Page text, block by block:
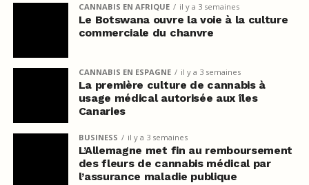
CANNABIS EN AFRIQUE il y a 3 semaines
Le Botswana ouvre la voie à la culture
commerciale du chanvre
CANNABIS EN ESPAGNE il y a 3 semaines
La première culture de cannabis à
usage médical autorisée aux îles
Canaries
BUSINESS il y a 3 semaines
L’Allemagne met fin au remboursement
des fleurs de cannabis médical par
l’assurance maladie publique